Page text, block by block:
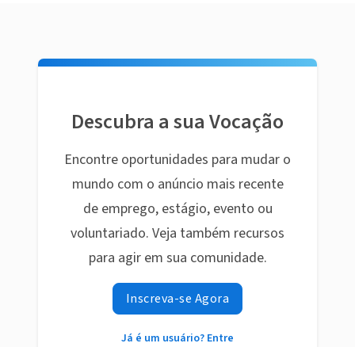
Descubra a sua Vocação
Encontre oportunidades para mudar o
mundo com o anúncio mais recente
de emprego, estágio, evento ou
voluntariado. Veja também recursos
para agir em sua comunidade.
Inscreva-se Agora
Já é um usuário? Entre